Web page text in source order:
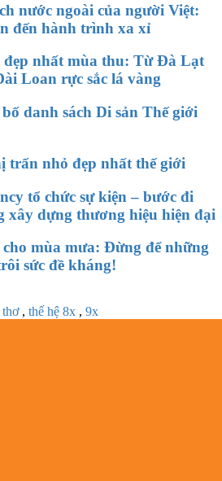
nước ngoài của người Việt:
đến hành trình xa xỉ
đẹp nhất mùa thu: Từ Đà Lạt
Loan rực sắc lá vàng
danh sách Di sản Thế giới
trấn nhỏ đẹp nhất thế giới
tổ chức sự kiện – bước đi
xây dựng thương hiệu hiện đại
mùa mưa: Đừng để những
sức đề kháng!
thơ , thế hệ 8x , 9x